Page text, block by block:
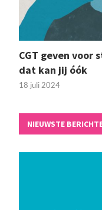
CGT geven voor
dat kan jij óók
18 juli 2024
NIEUWSTE